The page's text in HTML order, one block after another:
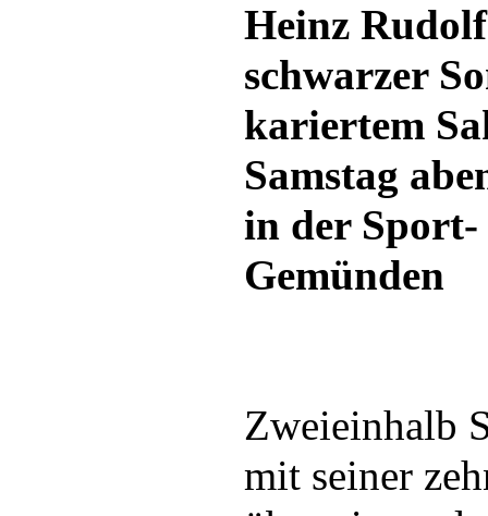
Heinz
schwarzer
kariertem
Samstag
in der
Gemünden
Zweieinhalb
mit seiner